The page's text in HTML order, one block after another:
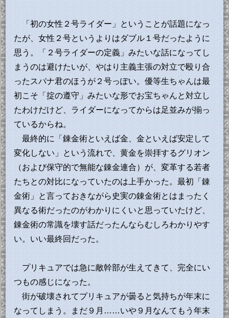
「初の女性２号ライダー」ということが話題になっ
たが、女性２号というよりはダブル１号だったように
思う。「２号ライダーの定義」みたいな話になってし
まうのは避けたいが、やはり主義主張の対立で殴り合
ったスパナ君のほうが２号っぽい。優等生ちゃんは最
初こそ「掟の遵守」みたいな形でお宝ちゃんと対立し
たわけだけど、ライダーになってからは足並みが揃っ
ているからね。
最終的に「錬金術といえば金、金といえば安定して
変化しない」という流れで、黄金を崇拝するグリオン
（および保守的で無能な錬金連合）が、変革する若者
たちとの対比になっていたのは上手かった。最初「錬
金術」と言っておきながら史実の錬金術とはまったく
異なる術だったのがわかりにくいと思っていたけど、
錬金術の常識を壊す話だったんならむしろわかりやす
い。いい最終回だった。
プリキュアでは急に敵幹部が生えてきて、完全にい
つもの感じになった。
街が破壊されてプリキュアが曇ると気持ちが年末に
なってしまう。まだ９月……いや９月なんてもう年末